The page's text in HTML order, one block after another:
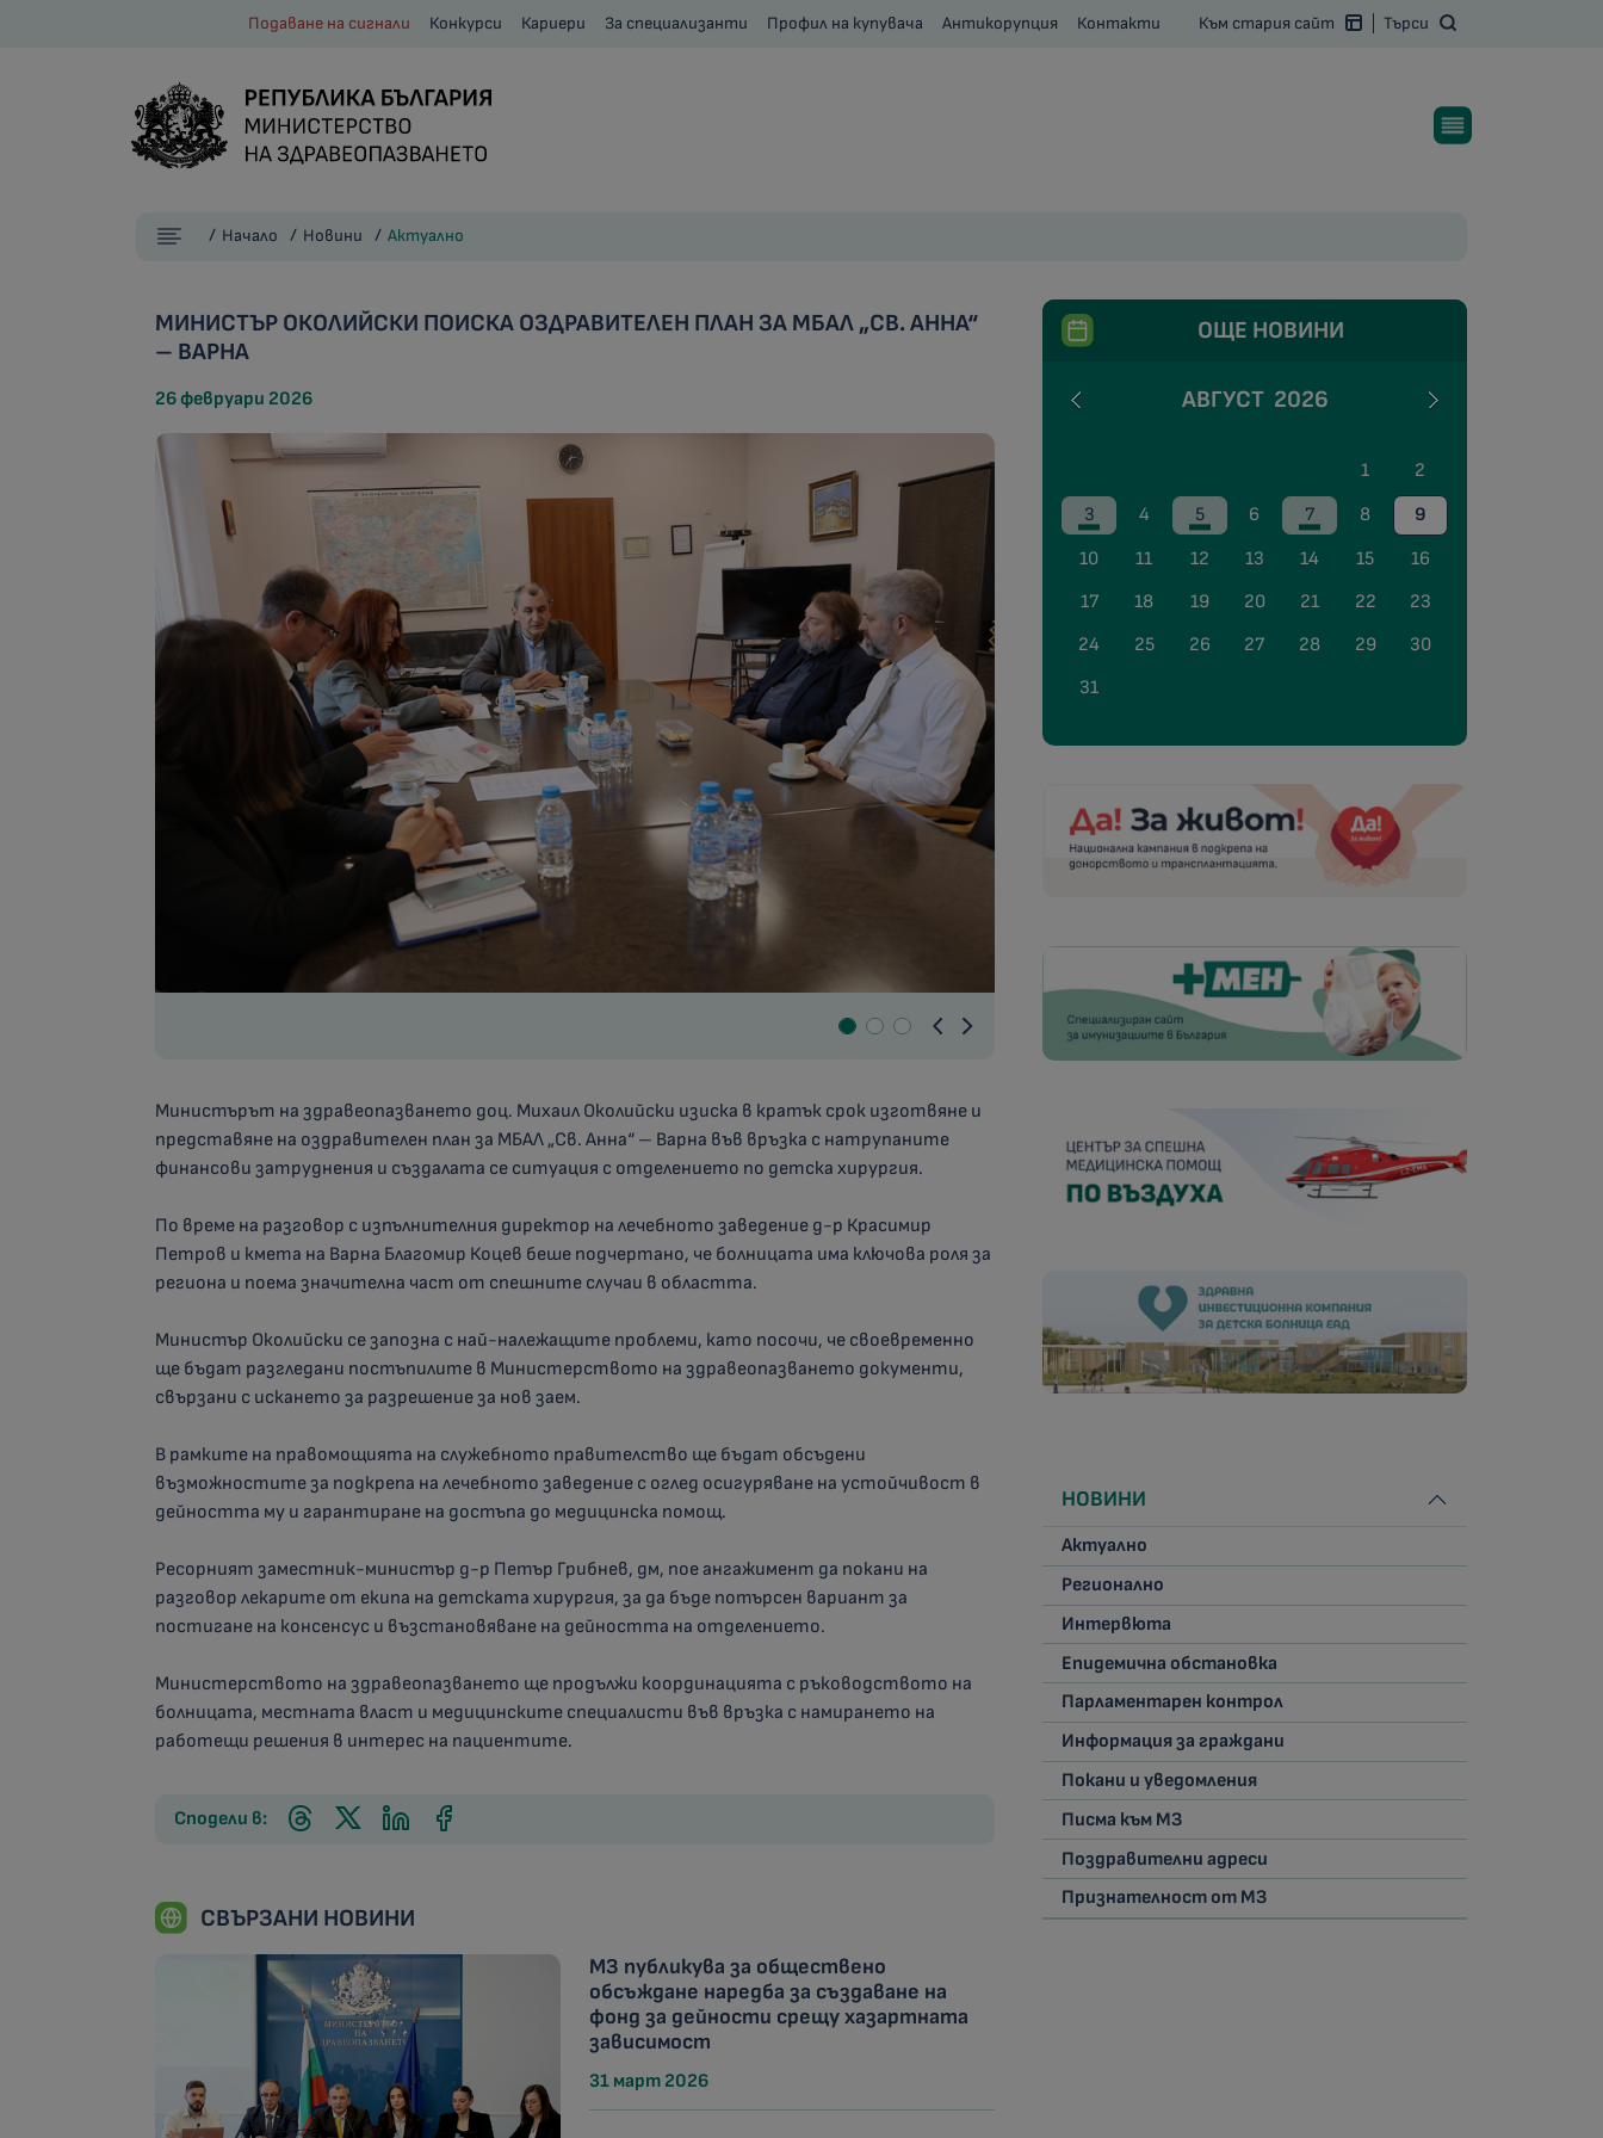
Подаване на сигнали Конкурси Кариери За специализанти Профил на купувача Антикорупция Контакти Към стария сайт Търси
Начало Новини Актуално
МИНИСТЪР ОКОЛИЙСКИ ПОИСКА ОЗДРАВИТЕЛЕН ПЛАН ЗА МБАЛ „СВ. АННА“
– ВАРНА
26 февруари 2026
Министърът на здравеопазването доц. Михаил Околийски изиска в кратък срок изготвяне и
представяне на оздравителен план за МБАЛ „Св. Анна“ – Варна във връзка с натрупаните
финансови затруднения и създалата се ситуация с отделението по детска хирургия.
По време на разговор с изпълнителния директор на лечебното заведение д-р Красимир
Петров и кмета на Варна Благомир Коцев беше подчертано, че болницата има ключова роля за
региона и поема значителна част от спешните случаи в областта.
Министър Околийски се запозна с най-належащите проблеми, като посочи, че своевременно
ще бъдат разгледани постъпилите в Министерството на здравеопазването документи,
свързани с искането за разрешение за нов заем.
В рамките на правомощията на служебното правителство ще бъдат обсъдени
възможностите за подкрепа на лечебното заведение с оглед осигуряване на устойчивост в
дейността му и гарантиране на достъпа до медицинска помощ.
Ресорният заместник-министър д-р Петър Грибнев, дм, пое ангажимент да покани на
разговор лекарите от екипа на детската хирургия, за да бъде потърсен вариант за
постигане на консенсус и възстановяване на дейността на отделението.
Министерството на здравеопазването ще продължи координацията с ръководството на
болницата, местната власт и медицинските специалисти във връзка с намирането на
работещи решения в интерес на пациентите.
Сподели в:
СВЪРЗАНИ НОВИНИ
МЗ публикува за обществено
обсъждане наредба за създаване на
фонд за дейности срещу хазартната
зависимост
31 март 2026
ОЩЕ НОВИНИ
АВГУСТ 2026
1
2
3
4 5 6 7 8
9
10
11 12 13 14 15
16
17
18 19 20 21 22
23
24
25 26 27 28 29
30
31
НОВИНИ
Актуално
Регионално
Интервюта
Епидемична обстановка
Парламентарен контрол
Информация за граждани
Покани и уведомления
Писма към МЗ
Поздравителни адреси
Признателност от МЗ